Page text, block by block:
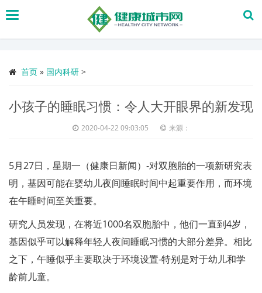
搜
首页 » 国内科研 >
小孩子的睡眠习惯：令人大开眼界的新发现
2020-04-22 09:03:05 来源：
5月27日，星期一（健康日新闻）-对双胞胎的一项新研究表
明，基因可能在婴幼儿夜间睡眠时间中起重要作用，而环境
在午睡时间至关重要。
研究人员发现，在将近1000名双胞胎中，他们一直到4岁，
基因似乎可以解释年轻人夜间睡眠习惯的大部分差异。相比
之下，午睡似乎主要取决于环境设置-特别是对于幼儿和学
龄前儿童。